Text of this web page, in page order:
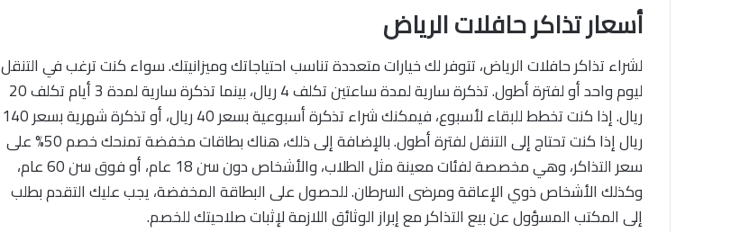
أسعار تذاكر حافلات الرياض
لشراء تذاكر حافلات الرياض، تتوفر لك خيارات متعددة تناسب احتياجاتك وميزانيتك. سواء كنت ترغب في التنقل
ليوم واحد أو لفترة أطول. تذكرة سارية لمدة ساعتين تكلف 4 ريال، بينما تذكرة سارية لمدة 3 أيام تكلف 20
ريال. إذا كنت تخطط للبقاء لأسبوع، فيمكنك شراء تذكرة أسبوعية بسعر 40 ريال، أو تذكرة شهرية بسعر 140
ريال إذا كنت تحتاج إلى التنقل لفترة أطول. بالإضافة إلى ذلك، هناك بطاقات مخفضة تمنحك خصم 50% على
سعر التذاكر، وهي مخصصة لفئات معينة مثل الطلاب، والأشخاص دون سن 18 عام، أو فوق سن 60 عام،
وكذلك الأشخاص ذوي الإعاقة ومرضى السرطان. للحصول على البطاقة المخفضة، يجب عليك التقدم بطلب
إلى المكتب المسؤول عن بيع التذاكر مع إبراز الوثائق اللازمة لإثبات صلاحيتك للخصم.